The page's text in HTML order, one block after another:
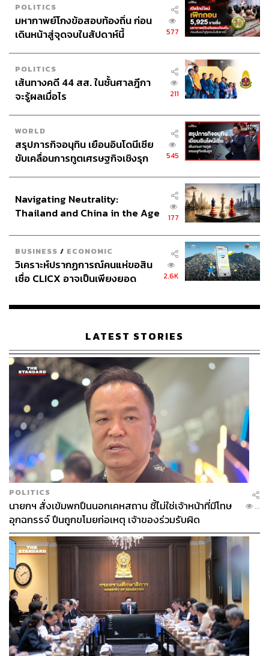
นอกจากนี้ Texas Chicken ยังขาดการพัฒนากิจกรรม
ทางการตลาดอื่นๆ ที่จะสามารถดึงดูดความสนใจของกลุ่มผู้
บริโภครุ่นใหม่ได้ และด้วยความที่ KFC เป็นแบรนด์ที่มีผู้รับ
ไลเซนส์หลายเจ้า ทั้ง บริษัท เดอะ คิวเอสอาร์ ออฟ เอเชีย
จำกัด ตามด้วย บริษัท เซ็นทรัล เรสตอรองส์ กรุ๊ป จำกัด และ
RD ทั้งหมดเป็นค่ายใหญ่ที่มีความได้เปรียบในการขยายธุรกิจ
อย่างมาก โดยมี บริษัท ยัม เรสเทอรองตส์ อินเตอร์เนชั่นแนล
(ประเทศไทย) จำกัด เจ้าของแฟรนไชส์ KFC ในประเทศไทย
เป็นผู้สนับสนุนการทำตลาดให้กับพันธมิตรแฟรนไชส์ทั้งหมด
กลายเป็น ‘ทางตัน’ ที่มองไปทางไหน Texas Chicken ก็ไม่
Texas Chicken พ่าย ‘เกมปริมาณ’ KFC
จริงๆ แล้วใช่ว่า KFC จะไม่มีจุดอ่อนเลย เพราะการที่คนไทย
คุ้นชินกับรสชาติก็ถือเป็น ‘ดาบสองคม’ ในอีกแง่ที่ทำให้ลูกค้า
เบื่อ เพราะกินแต่ของเดิมๆ มานาน แม้ KFC จะพยายามออก
สินค้าใหม่ๆ แต่สุดท้ายก็ไม่ได้หนีไปจากเดิมมากนัก
“ไก่ทอดอย่างไรก็ไม่ตาย เพราะมีลูกค้ากินอยู่เรื่อยๆ ดังนั้นจะ
เอาชนะได้คือการเอาชนะการเบื่อของลูกค้า KFC” ซึ่งในมุม
ของแหล่งข่าว สิ่งที่ Texas Chicken จะชนะ KFC ที่มีแบรนดิ้ง
แข็งแรงมากๆ จำต้อง “สร้างเกมการตลาดที่แหวกแนว ตลอด
จนมีสินค้าที่ตอบโจทย์ลูกค้าทั้งในแง่ของรสชาติและราคา”
เพราะถึง Texas Chicken จะพยายามออกโปรโมชันมากมาย
แต่สุดท้ายก็สู้ Economies of Scale ของ KFC ไม่ได้เลย ด้วย
ตลาดไก่ทอดเป็นตลาดที่ต้องเล่นที่ Volume หรือ ‘ปริมาณ’
เข้าสู้ จากกำไรที่บางมากๆ เพราะนี่เป็นเมนูที่หากินได้ทั่วไป
รสชาติก็ไม่ได้ต่างกันมากนัก จึงต้องใช้ ‘จำนวน’ เพื่อเข็น
POLITICS
มหากาพย์โกงข้อสอบท้องถิ่น ก่อน
เดินหน้าสู่จุดจบในสัปดาห์นี้
577
POLITICS
เส้นทางคดี 44 สส. ในชั้นศาลฎีกา
จะรู้ผลเมื่อไร
211
WORLD
สรุปภารกิจอนุทิน เยือนอินโดนีเซีย
ขับเคลื่อนการทูตเศรษฐกิจเชิงรุก
545
Navigating Neutrality:
Thailand and China in the Age
177
BUSINESS / ECONOMIC
วิเคราะห์ปรากฏการณ์คนแห่ขอสิน
เชื่อ CLICX อาจเป็นเพียงยอด
เรือนไทยที่ถูกซุกไว้
2.6K
LATEST STORIES
POLITICS
นายกฯ สั่งเข้มพกปืนนอกเคหสถาน ชี้ไม่ใช่เจ้าหน้าที่มีโทษ
อุกฉกรรจ์ ปืนถูกขโมยก่อเหตุ เจ้าของร่วมรับผิด
...